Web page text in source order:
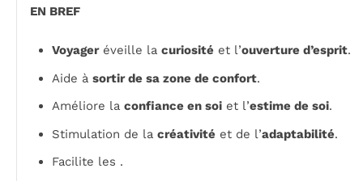
EN BREF
Voyageréveille la curiosité et l’ouverture d’esprit.
Aide à sortir de sa zone de confort.
Améliore la confiance en soi et l’estime de soi.
Stimulation de la créativité et de l’adaptabilité.
Facilite les .